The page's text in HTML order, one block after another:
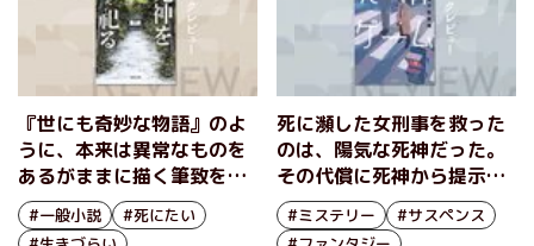
『世にも奇妙な物語』のよ
うに、本来は異常なものを
あるがままに描く筆致を作
家・友井羊が絶賛！「死」
をめぐるオムニバス小説
#一般小説
#死にたい
死に瀕した女刑事を救った
のは、陽気な死神だった。
その代償に死神から提示さ
れた「ゲーム」とは？『死
神ゲーム』硝子町玻璃
#ミステリー
#サスペンス